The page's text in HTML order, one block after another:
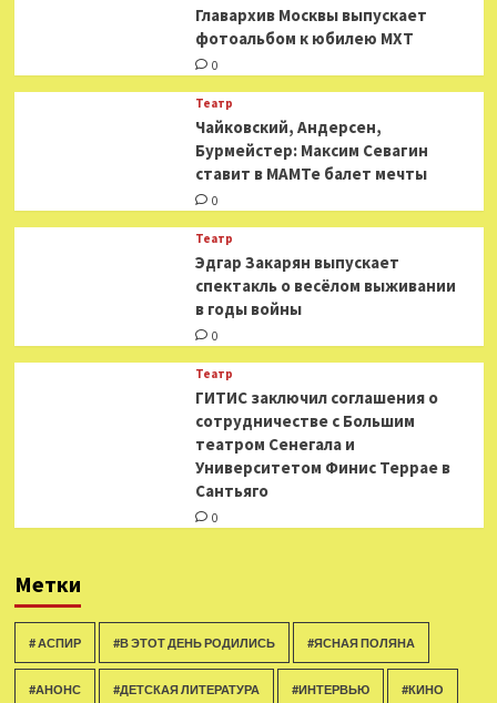
​​Главархив Москвы выпускает
фотоальбом к юбилею МХТ
0
Театр
​​Чайковский, Андерсен,
Бурмейстер: Максим Севагин
ставит в МАМТе балет мечты
0
Театр
Эдгар Закарян выпускает
спектакль о весёлом выживании
в годы войны
0
Театр
ГИТИС заключил соглашения о
сотрудничестве с Большим
театром Сенегала и
Университетом Финис Террае в
Сантьяго
0
Метки
# АСПИР #В ЭТОТ ДЕНЬ РОДИЛИСЬ #ЯСНАЯ ПОЛЯНА
#АНОНС #ДЕТСКАЯ ЛИТЕРАТУРА #ИНТЕРВЬЮ #КИНО